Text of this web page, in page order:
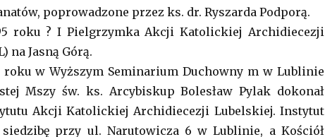
poprowadzone przez ks. dr. Ryszarda Podporą.
roku ? I Pielgrzymka Akcji Katolickiej Archidiecezji
na Jasną Górą.
roku w Wyższym Seminarium Duchowny m w Lublinie
Mszy św. ks. Arcybiskup Bolesław Pylak dokonał
Akcji Katolickiej Archidiecezji Lubelskiej. Instytut
siedzibę przy ul. Narutowicza 6 w Lublinie, a Kościół